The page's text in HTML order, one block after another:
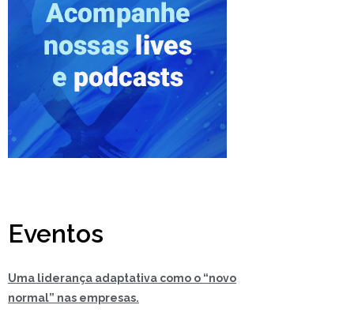
Eventos
Uma liderança adaptativa como o “novo
normal” nas empresas.